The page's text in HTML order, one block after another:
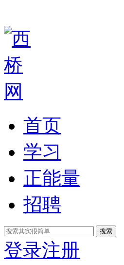
首页
学习
正能量
招聘
搜索
登录注册